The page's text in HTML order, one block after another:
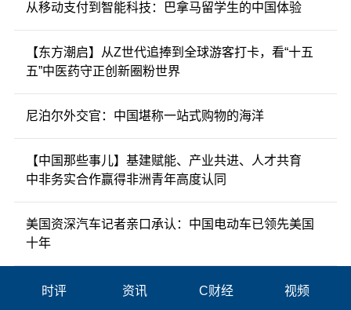
从移动支付到智能科技：巴拿马留学生的中国体验
【东方潮启】从Z世代追捧到全球游客打卡，看“十五
五”中医药守正创新圈粉世界
尼泊尔外交官：中国堪称一站式购物的海洋
【中国那些事儿】基建赋能、产业共进、人才共育
中非务实合作赢得非洲青年高度认同
美国资深汽车记者亲口承认：中国电动车已领先美国
十年
时评 资讯 C财经 视频